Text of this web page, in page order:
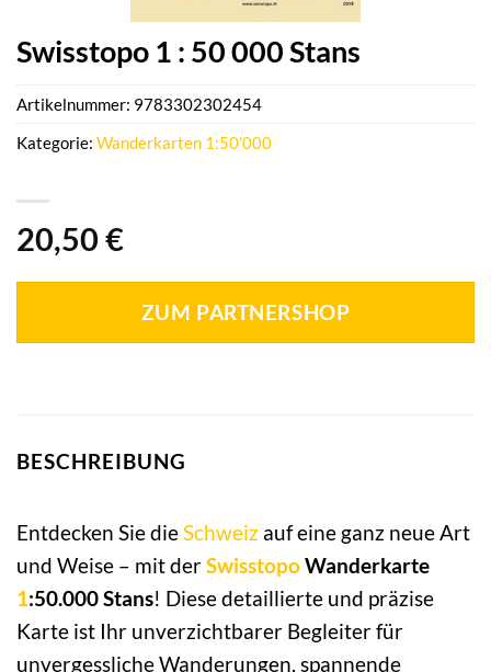
Swisstopo 1 : 50 000 Stans
20,50 €
ZUM PARTNERSHOP
Artikelnummer: 9783302302454
Kategorie: Wanderkarten 1:50'000
BESCHREIBUNG
Entdecken Sie die Schweiz auf eine ganz neue Art
und Weise – mit derSwisstopoWanderkarte
1:50.000 Stans! Diese detaillierte und präzise
Karte ist Ihr unverzichtbarer Begleiter für
unvergessliche Wanderungen, spannende